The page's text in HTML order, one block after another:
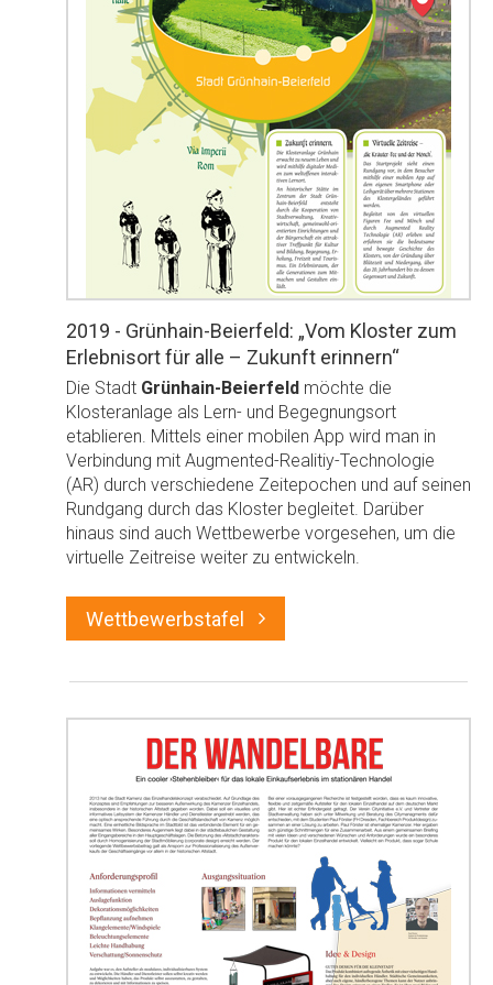
2019 - Grünhain-Beierfeld: „Vom Kloster zum
Erlebnisort für alle – Zukunft erinnern“
Die Stadt Grünhain-Beierfeld möchte die
Klosteranlage als Lern- und Begegnungsort
etablieren. Mittels einer mobilen App wird man in
Verbindung mit Augmented-Realitiy-Technologie
(AR) durch verschiedene Zeitepochen und auf seinen
Rundgang durch das Kloster begleitet. Darüber
hinaus sind auch Wettbewerbe vorgesehen, um die
virtuelle Zeitreise weiter zu entwickeln.
Wettbewerbstafel